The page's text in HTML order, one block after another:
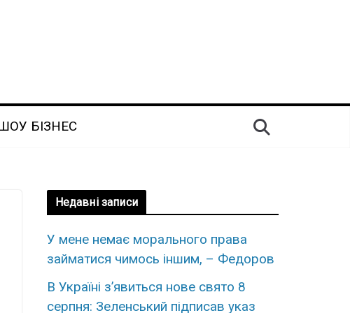
БІЗНЕС
Недавні записи
У мене немає морального права
займатися чимось іншим, – Федоров
В Україні з’явиться нове свято 8
серпня: Зеленський підписав указ